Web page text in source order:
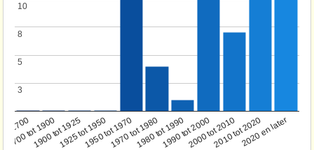
1700
1700 tot 1900
1900 tot 19251925 tot 19501950 tot 19701970 tot 19801980 tot 19901990 tot 20002000 tot 20102010 tot 20202020 en later
3
3
5
5
8
8
10
10